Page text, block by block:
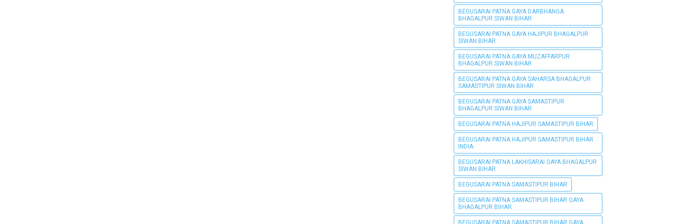
BEGUSARAI PATNA GAYA DARBHANGA
BHAGALPUR SIWAN BIHAR
BEGUSARAI PATNA GAYA HAJIPUR BHAGALPUR
SIWAN BIHAR
BEGUSARAI PATNA GAYA MUZAFFARPUR
BHAGALPUR SIWAN BIHAR
BEGUSARAI PATNA GAYA SAHARSA BHAGALPUR
SAMASTIPUR SIWAN BIHAR
BEGUSARAI PATNA GAYA SAMASTIPUR
BHAGALPUR SIWAN BIHAR
BEGUSARAI PATNA HAJIPUR SAMASTIPUR BIHAR
BEGUSARAI PATNA HAJIPUR SAMASTIPUR BIHAR
INDIA
BEGUSARAI PATNA LAKHISARAI GAYA BHAGALPUR
SIWAN BIHAR
BEGUSARAI PATNA SAMASTIPUR BIHAR
BEGUSARAI PATNA SAMASTIPUR BIHAR GAYA
BHAGALPUR BIHAR
BEGUSARAI PATNA SAMASTIPUR BIHAR GAYA